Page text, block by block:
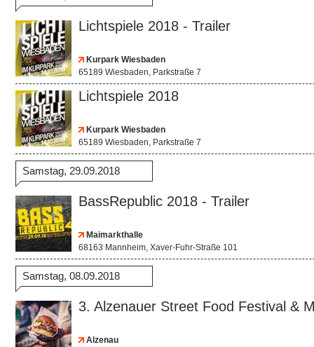
Lichtspiele 2018 - Trailer
Kurpark Wiesbaden
65189 Wiesbaden, Parkstraße 7
Lichtspiele 2018
Kurpark Wiesbaden
65189 Wiesbaden, Parkstraße 7
Samstag, 29.09.2018
BassRepublic 2018 - Trailer
Maimarkthalle
68163 Mannheim, Xaver-Fuhr-Straße 101
Samstag, 08.09.2018
3. Alzenauer Street Food Festival &
Alzenau